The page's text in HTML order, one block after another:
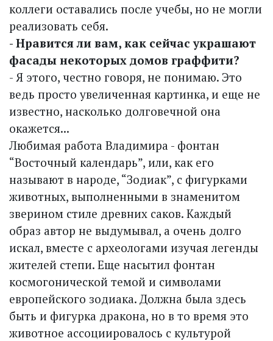
коллеги оставались после учебы, но не могли
реализовать себя.
- Нравится ли вам, как сейчас украшают
фасады некоторых домов граффити?
- Я этого, честно говоря, не понимаю. Это
ведь просто увеличенная картинка, и еще не
известно, насколько долговечной она
окажется...
Любимая работа Владимира - фонтан
“Восточный календарь”, или, как его
называют в народе, “Зодиак”, с фигурками
животных, выполненными в знаменитом
зверином стиле древних саков. Каждый
образ автор не выдумывал, а очень долго
искал, вместе с археологами изучая легенды
жителей степи. Еще насытил фонтан
космогонической темой и символами
европейского зодиака. Должна была здесь
быть и фигурка дракона, но в то время это
животное ассоциировалось с культурой